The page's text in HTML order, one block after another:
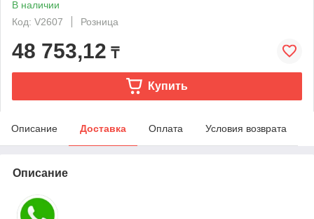
В наличии
Код: V2607
Розница
48 753,12 ₸
Купить
Описание Доставка Оплата Условия возврата
Описание